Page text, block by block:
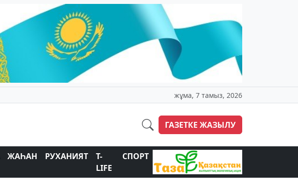
жұма, 7 тамыз, 2026
ГАЗЕТКЕ ЖАЗЫЛУ
ЖАҺАН РУХАНИЯТ
T-
LIFE
СПОРТ